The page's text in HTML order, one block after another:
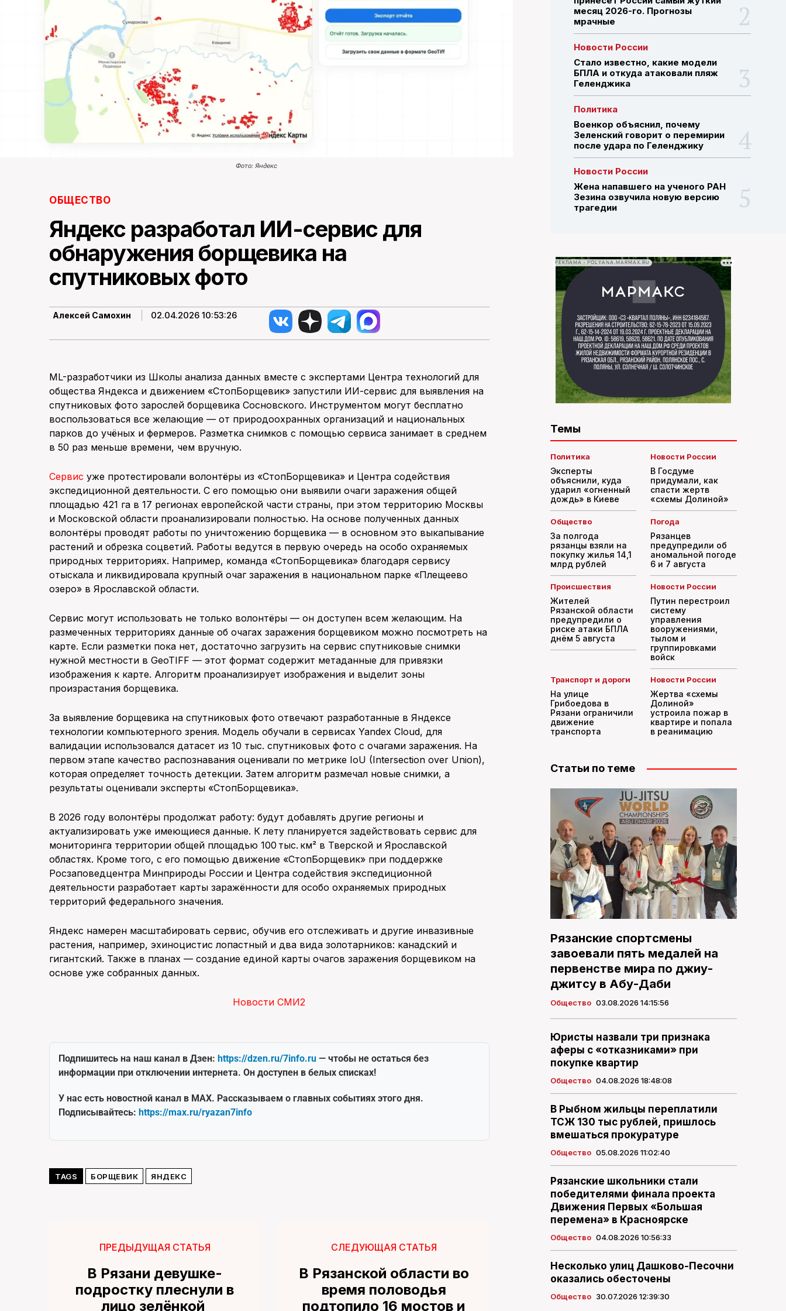
ПОИСК ПО САЙТУ
Фото: Яндекс
ОБЩЕСТВО
Яндекс разработал ИИ-сервис для
обнаружения борщевика на
спутниковых фото
Алексей Самохин 02.04.2026 10:53:26
ML-разработчики из Школы анализа данных вместе с экспертами Центра технологий для
общества Яндекса и движением «СтопБорщевик» запустили ИИ-сервис для выявления на
спутниковых фото зарослей борщевика Сосновского. Инструментом могут бесплатно
воспользоваться все желающие — от природоохранных организаций и национальных
парков до учёных и фермеров. Разметка снимков с помощью сервиса занимает в среднем
в 50 раз меньше времени, чем вручную.
Сервис уже протестировали волонтёры из «СтопБорщевика» и Центра содействия
экспедиционной деятельности. С его помощью они выявили очаги заражения общей
площадью 421 га в 17 регионах европейской части страны, при этом территорию Москвы
и Московской области проанализировали полностью. На основе полученных данных
волонтёры проводят работы по уничтожению борщевика — в основном это выкапывание
растений и обрезка соцветий. Работы ведутся в первую очередь на особо охраняемых
природных территориях. Например, команда «СтопБорщевика» благодаря сервису
отыскала и ликвидировала крупный очаг заражения в национальном парке «Плещеево
озеро» в Ярославской области.
Сервис могут использовать не только волонтёры — он доступен всем желающим. На
размеченных территориях данные об очагах заражения борщевиком можно посмотреть на
карте. Если разметки пока нет, достаточно загрузить на сервис спутниковые снимки
нужной местности в GeoTIFF — этот формат содержит метаданные для привязки
изображения к карте. Алгоритм проанализирует изображения и выделит зоны
произрастания борщевика.
За выявление борщевика на спутниковых фото отвечают разработанные в Яндексе
технологии компьютерного зрения. Модель обучали в сервисах Yandex Cloud, для
валидации использовался датасет из 10 тыс. спутниковых фото с очагами заражения. На
первом этапе качество распознавания оценивали по метрике IoU (Intersection over Union),
которая определяет точность детекции. Затем алгоритм размечал новые снимки, а
результаты оценивали эксперты «СтопБорщевика».
В 2026 году волонтёры продолжат работу: будут добавлять другие регионы и
актуализировать уже имеющиеся данные. К лету планируется задействовать сервис для
мониторинга территории общей площадью 100 тыс. км² в Тверской и Ярославской
областях. Кроме того, с его помощью движение «СтопБорщевик» при поддержке
Росзаповедцентра Минприроды России и Центра содействия экспедиционной
деятельности разработает карты заражённости для особо охраняемых природных
территорий федерального значения.
Яндекс намерен масштабировать сервис, обучив его отслеживать и другие инвазивные
растения, например, эхиноцистис лопастный и два вида золотарников: канадский и
гигантский. Также в планах — создание единой карты очагов заражения борщевиком на
основе уже собранных данных.
Новости СМИ2
Подпишитесь на наш канал в Дзен: https://dzen.ru/7info.ru — чтобы не остаться без
информации при отключении интернета. Он доступен в белых списках!
У нас есть новостной канал в MAX. Рассказываем о главных событиях этого дня.
Подписывайтесь: https://max.ru/ryazan7info
TAGS БОРЩЕВИК ЯНДЕКС
ПРЕДЫДУЩАЯ СТАТЬЯ
В Рязани девушке-
подростку плеснули в
лицо зелёнкой
СЛЕДУЮЩАЯ СТАТЬЯ
В Рязанской области во
время половодья
подтопило 16 мостов и
месяц 2026-го. Прогнозы
мрачные
Новости России
Стало известно, какие модели
БПЛА и откуда атаковали пляж
Геленджика
Политика
Военкор объяснил, почему
Зеленский говорит о перемирии
после удара по Геленджику
Новости России
Жена напавшего на ученого РАН
Зезина озвучила новую версию
трагедии
РЕКЛАМА • POLYANA.MARMAX.RU
Темы
Политика
Эксперты
объяснили, куда
ударил «огненный
дождь» в Киеве
Новости России
В Госдуме
придумали, как
спасти жертв
«схемы Долиной»
Общество
За полгода
рязанцы взяли на
покупку жилья 14,1
млрд рублей
Погода
Рязанцев
предупредили об
аномальной погоде
6 и 7 августа
Происшествия
Жителей
Рязанской области
предупредили о
риске атаки БПЛА
днём 5 августа
Новости России
Путин перестроил
систему
управления
вооружениями,
тылом и
группировками
войск
Транспорт и дороги
На улице
Грибоедова в
Рязани ограничили
движение
транспорта
Новости России
Жертва «схемы
Долиной»
устроила пожар в
квартире и попала
в реанимацию
Статьи по теме
Рязанские спортсмены
завоевали пять медалей на
первенстве мира по джиу-
джитсу в Абу-Даби
Общество 03.08.2026 14:15:56
Юристы назвали три признака
аферы с «отказниками» при
покупке квартир
Общество 04.08.2026 18:48:08
В Рыбном жильцы переплатили
ТСЖ 130 тыс рублей, пришлось
вмешаться прокуратуре
Общество 05.08.2026 11:02:40
Рязанские школьники стали
победителями финала проекта
Движения Первых «Большая
перемена» в Красноярске
Общество 04.08.2026 10:56:33
Несколько улиц Дашково-Песочни
оказались обесточены
Общество 30.07.2026 12:39:30